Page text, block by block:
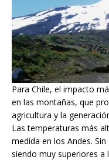
Para Chile, el impacto
en las montañas, que
agricultura y la
Las temperaturas más
medida en los Andes.
siendo muy superiores a